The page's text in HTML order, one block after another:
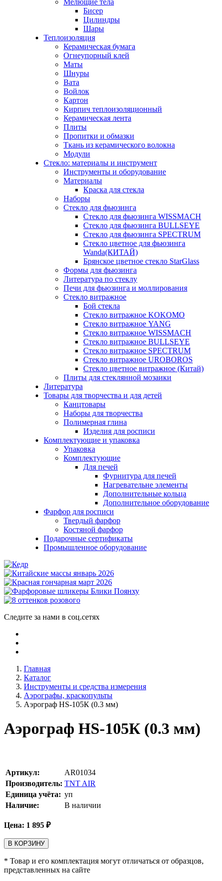
Мелющие тела
Бисер
Цилиндры
Шары
Теплоизоляция
Керамическая бумага
Огнеупорный клей
Маты
Шнуры
Вата
Войлок
Картон
Кирпич теплоизоляционный
Керамическая лента
Плиты
Пропитки и обмазки
Ткань из керамического волокна
Модули
Стекло: материалы и инструмент
Инструменты и оборудование
Материалы
Краска для стекла
Наборы
Стекло для фьюзинга
Стекло для фьюзинга WISSMACH
Стекло для фьюзинга BULLSEYE
Стекло для фьюзинга SPECTRUM
Стекло цветное для фьюзинга
Wanda(КИТАЙ)
Брянское цветное стекло StarGlass
Формы для фьюзинга
Литература по стеклу
Печи для фьюзинга и моллирования
Стекло витражное
Бой стекла
Стекло витражное KOKOMO
Стекло витражное YANG
Стекло витражное WISSMACH
Стекло витражное BULLSEYE
Стекло витражное SPECTRUM
Стекло витражное UROBOROS
Стекло цветное витражное (Китай)
Плиты для стеклянной мозаики
Литература
Товары для творчества и для детей
Канцтовары
Наборы для творчества
Полимерная глина
Изделия для росписи
Комплектующие и упаковка
Упаковка
Комплектующие
Для печей
Фурнитура для печей
Нагревательне элементы
Дополнительные кольца
Дополнительное оборудование
Фарфор для росписи
Твердый фарфор
Костяной фарфор
Подарочные сертификаты
Промышленное оборудование
Следите за нами в соц.сетях
Главная
Каталог
Инструменты и средства измерения
Аэрографы, краскопульты
Аэрограф HS-105К (0.3 мм)
Аэрограф HS-105К (0.3 мм)
Артикул:
AR01034
Производитель: TNT AIR
Единица учёта: уп
Наличие:
В наличии
Цена: 1 895 ₽
В КОРЗИНУ
* Товар и его комплектация могут отличаться от образцов,
представленных на сайте